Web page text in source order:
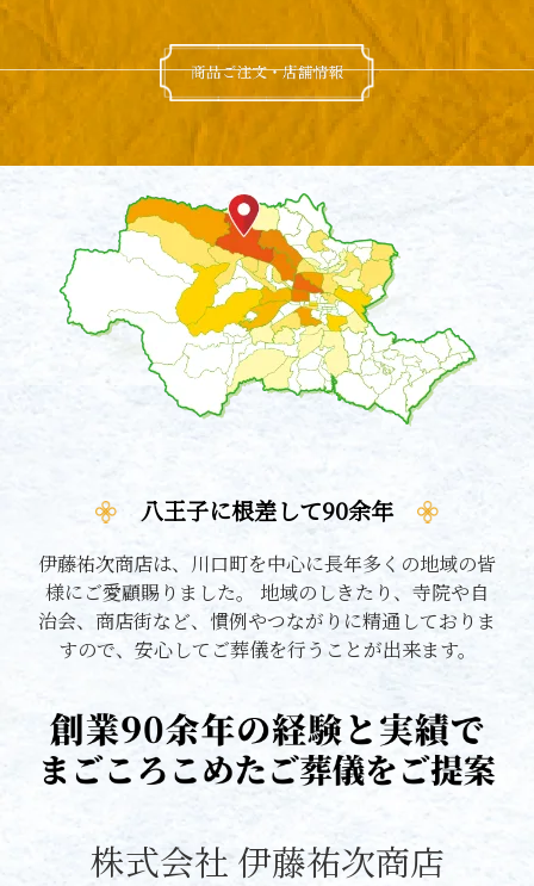
八王子に根差して90余年
伊藤祐次商店は、川口町を中心に長年多くの地域の皆
様にご愛顧賜りました。 地域のしきたり、寺院や自
治会、商店街など、慣例やつながりに精通しておりま
すので、安心してご葬儀を行うことが出来ます。
株式会社 伊藤祐次商店